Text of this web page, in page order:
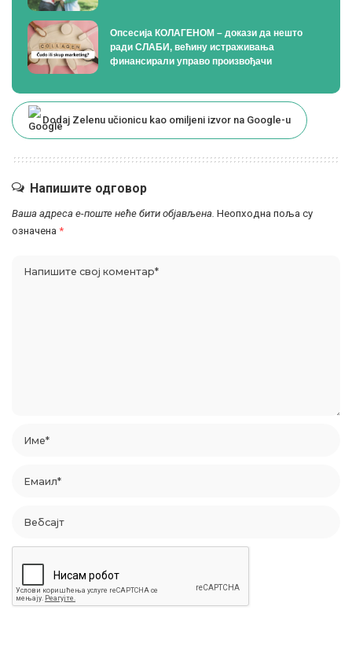
Опсесија КОЛАГЕНОМ – докази да нешто
ради СЛАБИ, већину истраживања
финансирали управо произвођачи
Dodaj Zelenu učionicu kao omiljeni izvor na Google-u
Напишите одговор
Ваша адреса е-поште неће бити објављена. Неопходна поља су
означена *